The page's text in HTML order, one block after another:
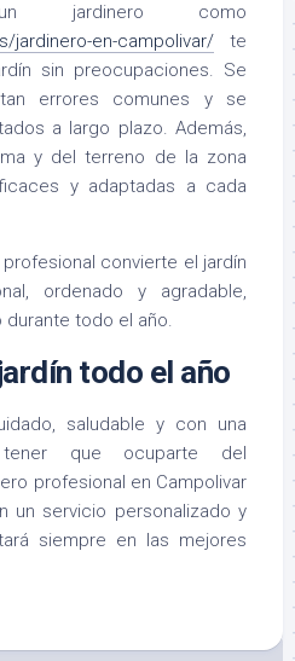
jardinero como
jardinero-en-campolivar/ te
sin preocupaciones. Se
errores comunes y se
a largo plazo. Además,
y del terreno de la zona
y adaptadas a cada
convierte el jardín
ordenado y agradable,
durante todo el año.
todo el año
saludable y con una
que ocuparte del
profesional en Campolivar
un servicio personalizado y
siempre en las mejores